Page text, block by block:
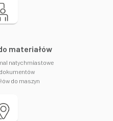
materiałów
natychmiastowe
do maszyn